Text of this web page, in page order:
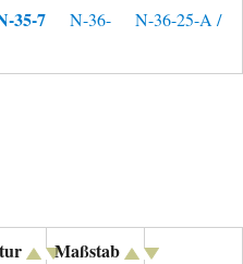
35-7 N-36-
N-36-25-A /
Maßstab